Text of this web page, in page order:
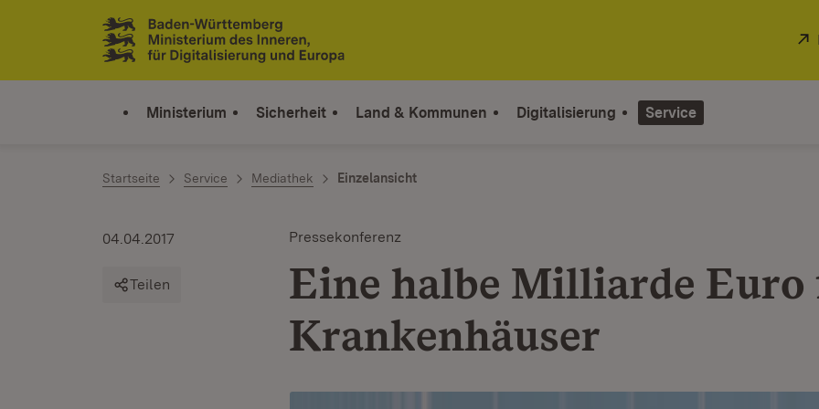
Zum Inhalt springen
Link zur Startseite
Ministerium Sicherheit Land & Kommunen Digitalisierung Service
Startseite Service Mediathek Einzelansicht
Pressekonferenz
Eine halbe Milliarde
Krankenhäuser
04.04.2017
Teilen